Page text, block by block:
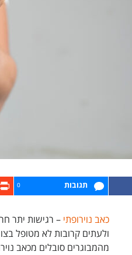
תגובות 0
כאב נוירופתי – רגישות יתר
מהמבוגרים סובלים מכאב